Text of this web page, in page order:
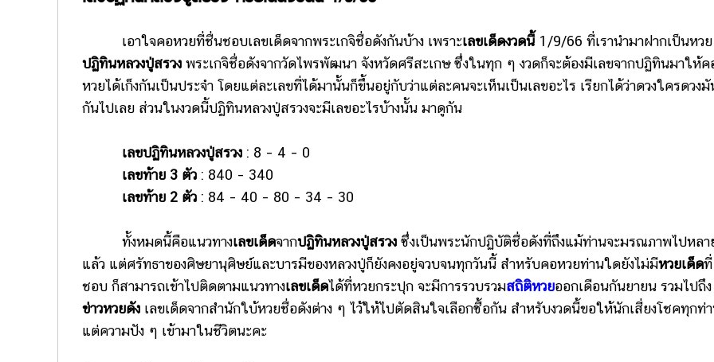
เอาใจคอหวยที่ชื่นชอบเลขเด็ดจากพระเกจิชื่อดังกันบ้าง เพราะเลขเด็ดงวดนี้1/9/66 ที่เรานำมาฝากเป็นหวย
ปฏิทินหลวงปู่สรวง พระเกจิชื่อดังจากวัดไพรพัฒนา จังหวัดศรีสะเกษ ซึ่งในทุก ๆ งวดก็จะต้องมีเลขจากปฏิทินมาให้ค
หวยได้เก็งกันเป็นประจำ โดยแต่ละเลขที่ได้มานั้นก็ขึ้นอยู่กับว่าแต่ละคนจะเห็นเป็นเลขอะไร เรียกได้ว่าดวงใครดวง
กันไปเลย ส่วนในงวดนี้ปฏิทินหลวงปู่สรวงจะมีเลขอะไรบ้างนั้น มาดูกัน
เลขปฏิทินหลวงปู่สรวง : 8 – 4 – 0
เลขท้าย 3 ตัว : 840 – 340
เลขท้าย 2 ตัว : 84 – 40 – 80 – 34 – 30
ทั้งหมดนี้คือแนวทางเลขเด็ดจากปฏิทินหลวงปู่สรวง ซึ่งเป็นพระนักปฏิบัติชื่อดังที่ถึงแม้ท่านจะมรณภาพไปหลา
แล้ว แต่ศรัทธาของศิษยานุศิษย์และบารมีของหลวงปู่ก็ยังคงอยู่จวบจนทุกวันนี้ สำหรับคอหวยท่านใดยังไม่มีหวยเด็ดที่
ชอบ ก็สามารถเข้าไปติดตามแนวทางเลขเด็ดได้ที่หวยกระปุก จะมีการรวบรวมสถิติหวยออกเดือนกันยายน รวมไปถึง
ข่าวหวยดัง เลขเด็ดจากสำนักใบ้หวยชื่อดังต่าง ๆ ไว้ให้ไปตัดสินใจเลือกซื้อกัน สำหรับงวดนี้ขอให้นักเสี่ยงโชคทุกท่
แต่ความปัง ๆ เข้ามาในชีวิตนะคะ